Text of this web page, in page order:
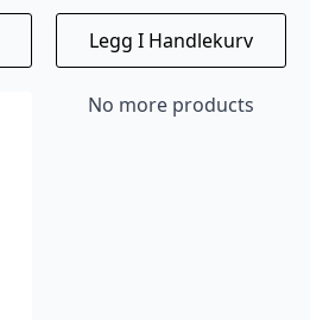
var:
4,998.00 kr.
3,598.00 kr.
Legg I Handlekurv
No more products